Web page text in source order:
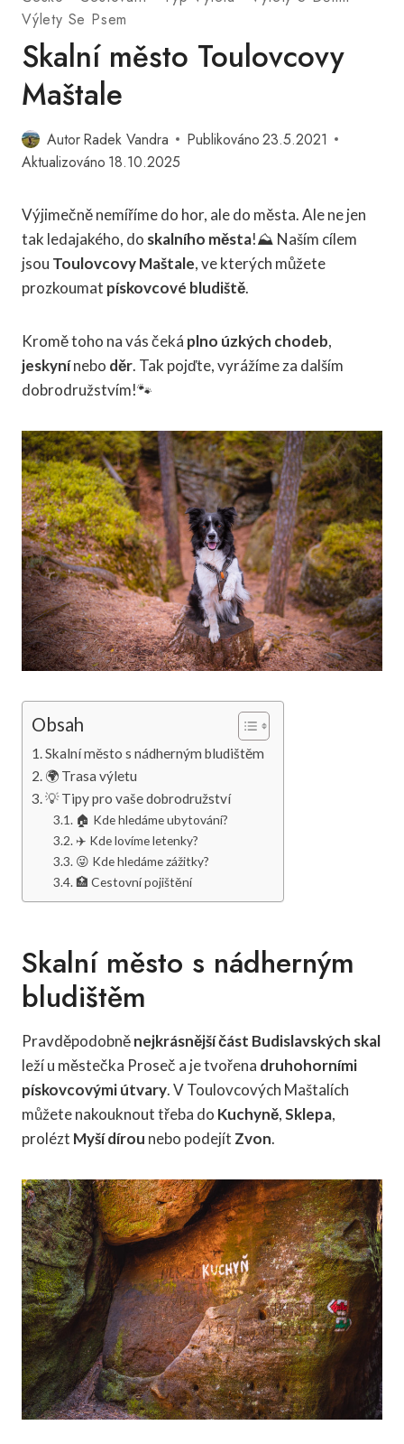
Výlety Se Psem
Skalní město Toulovcovy
Maštale
AutorRadek Vandra Publikováno23.5.2021
Aktualizováno 18.10.2025
Výjimečně nemíříme do hor, ale do města. Ale ne jen
tak ledajakého, do skalního města!⛰ Naším cílem
jsou Toulovcovy Maštale, ve kterých můžete
prozkoumat pískovcové bludiště.
Kromě toho na vás čeká plno úzkých chodeb,
jeskynínebo děr. Tak pojďte, vyrážíme za dalším
dobrodružstvím!🐾
Obsah
Skalní město s nádherným bludištěm
🌍 Trasa výletu
💡 Tipy pro vaše dobrodružství
🏠 Kde hledáme ubytování?
✈️ Kde lovíme letenky?
😜 Kde hledáme zážitky?
🏥 Cestovní pojištění
Skalní město s nádherným
bludištěm
Pravděpodobněnejkrásnější část Budislavských skal
leží u městečka Proseč a je tvořena druhohorními
pískovcovými útvary. V Toulovcových Maštalích
můžete nakouknout třeba do Kuchyně,Sklepa,
prolézt Myší dírou nebo podejít Zvon.